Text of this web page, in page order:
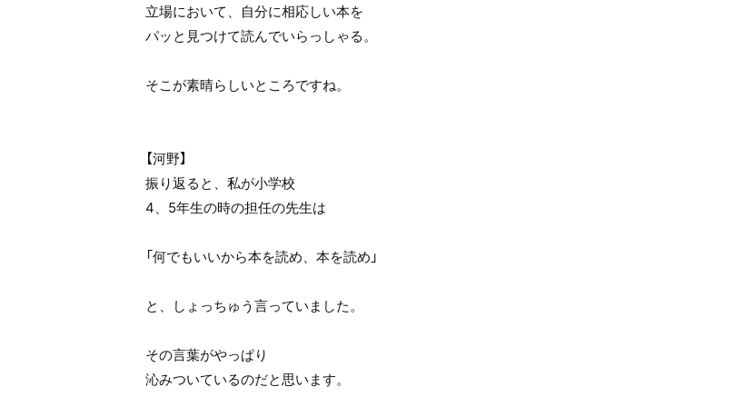
立場において、自分に相応しい本を
パッと見つけて読んでいらっしゃる。
そこが素晴らしいところですね。
【河野】
振り返ると、私が小学校
4、5年生の時の担任の先生は
「何でもいいから本を読め、本を読め」
と、しょっちゅう言っていました。
その言葉がやっぱり
沁みついているのだと思います。